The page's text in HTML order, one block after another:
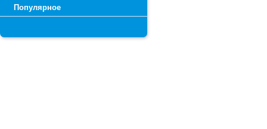
Популярное